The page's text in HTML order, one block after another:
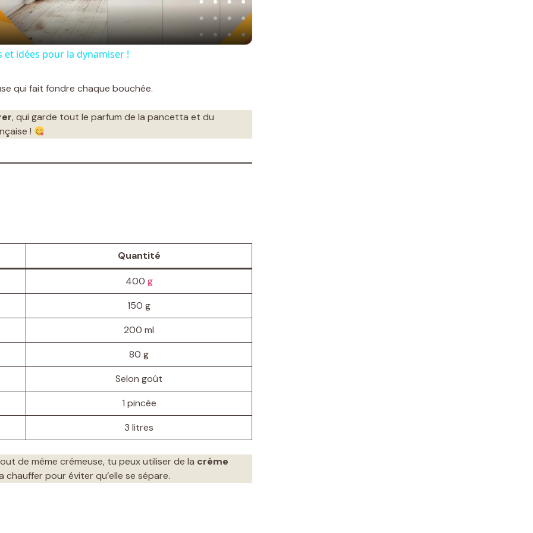
a
y
i
idées pour la dynamiser !
qui fait fondre chaque bouchée.
, qui garde tout le parfum de la pancetta et du
!
Quantité
400 g
150 g
200 ml
80 g
Selon goût
1 pincée
3 litres
de même crémeuse, tu peux utiliser de la crème
pour éviter qu’elle se sépare.